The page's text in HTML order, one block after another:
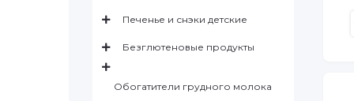
Печенье и снэки детские
Безглютеновые продукты
Обогатители грудного молока